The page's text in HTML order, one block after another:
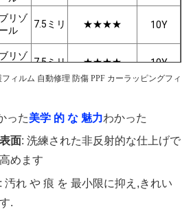
リゾ
ール
7.5ミリ ★★★★ 10Y
リゾ
7.5ミリ ★★★★ 10Y
った美学 的 な 魅力わかった
面: 洗練された非反射的な仕上げで
めます
: 汚れ や 痕 を 最小限に抑え,きれい
.